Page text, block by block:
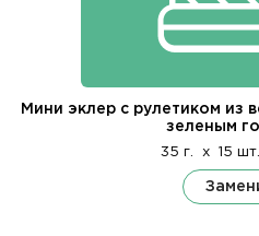
Мини эклер с рулетиком из
зеленым
35 г. x 15 шт.